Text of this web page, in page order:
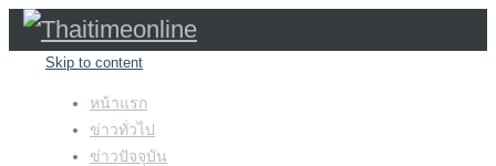
Skip to content
หน้าแรก
ข่าวทั่วไป
ข่าวปัจจุบัน